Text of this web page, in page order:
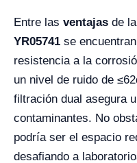
Entre las ventajas de la
YR05741 se
resistencia a la
un nivel de ruido de
filtración dual asegura
contaminantes. No
podría ser el espacio
desafiando a